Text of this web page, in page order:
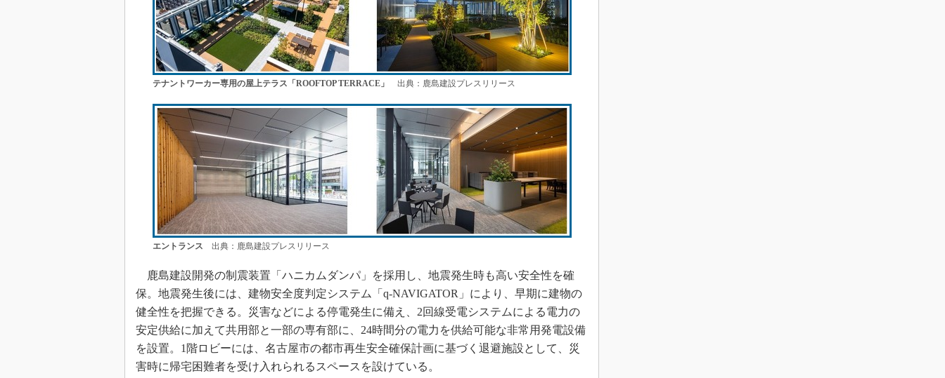
テナントワーカー専用の屋上テラス「ROOFTOP TERRACE」 出典：鹿島建設プレスリリース
エントランス 出典：鹿島建設プレスリリース
鹿島建設開発の制震装置「ハニカムダンパ」を採用し、地震発生時も高い安全性を確
保。地震発生後には、建物安全度判定システム「q-NAVIGATOR」により、早期に建物の
健全性を把握できる。災害などによる停電発生に備え、2回線受電システムによる電力の
安定供給に加えて共用部と一部の専有部に、24時間分の電力を供給可能な非常用発電設備
を設置。1階ロビーには、名古屋市の都市再生安全確保計画に基づく退避施設として、災
害時に帰宅困難者を受け入れられるスペースを設けている。